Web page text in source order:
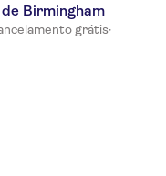
Birmingham
grátis·